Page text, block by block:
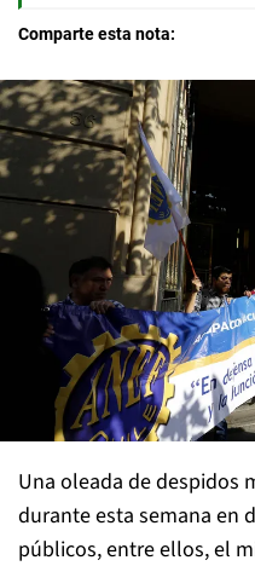
Comparte esta nota:
Una oleada de despidos
durante esta semana en
públicos, entre ellos, el